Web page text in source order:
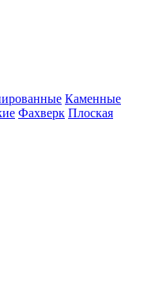
Каменные
Фахверк Плоская